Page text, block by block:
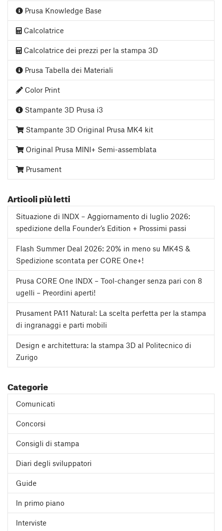
Prusa Knowledge Base
Calcolatrice
Calcolatrice dei prezzi per la stampa 3D
Prusa Tabella dei Materiali
Color Print
Stampante 3D Prusa i3
Stampante 3D Original Prusa MK4 kit
Original Prusa MINI+ Semi-assemblata
Prusament
Articoli più letti
Situazione di INDX – Aggiornamento di luglio 2026:
spedizione della Founder’s Edition + Prossimi passi
Flash Summer Deal 2026: 20% in meno su MK4S &
Spedizione scontata per CORE One+!
Prusa CORE One INDX – Tool-changer senza pari con 8
ugelli – Preordini aperti!
Prusament PA11 Natural: La scelta perfetta per la stampa
di ingranaggi e parti mobili
Design e architettura: la stampa 3D al Politecnico di
Zurigo
Categorie
Comunicati
Concorsi
Consigli di stampa
Diari degli sviluppatori
Guide
In primo piano
Interviste